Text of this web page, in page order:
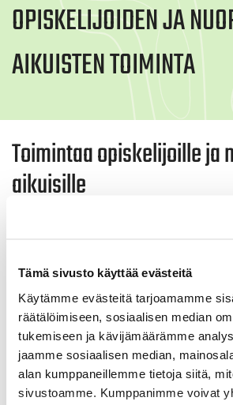
Tämä sivusto käyttää evästeitä
Käytämme evästeitä tarjoamamme
räätälöimiseen, sosiaalisen median
tukemiseen ja kävijämäärämme
jaamme sosiaalisen median,
alan kumppaneillemme tietoja siitä,
sivustoamme. Kumppanimme voivat
OPISKELIJOIDEN JA
AIKUISTEN TOIMINTA
Toimintaa opiskelijoille ja
aikuisille
Toimikunnan tavoitteena on
jo aiemmin. Toimikunta organisoi
Kuopion korkeakouluopiskelijoille.
myös tarjolla mukavia tapahtumia
kauden aikana. Seuraa Tarinaa
mediassa ja tarkkaile
mukana tapahtumissamme!